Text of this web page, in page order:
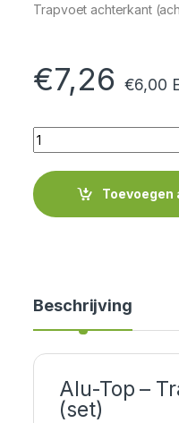
Trapvoet achterkant
€7,26 €6,00
Quantity
Toevoegen
Beschrijving
Alu-Top –
(set)